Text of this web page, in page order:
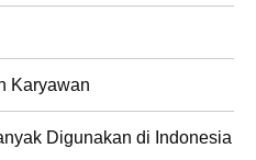
Karyawan
Digunakan di Indonesia